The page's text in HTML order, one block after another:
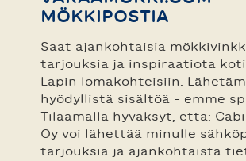
MÖKKIPOSTIA
Saat ajankohtaisia
tarjouksia ja inspiraatiota
Lapin lomakohteisiin.
hyödyllistä sisältöä – emme
Tilaamalla hyväksyt, että:
Oy voi lähettää minulle
tarjouksia ja ajankohtaista